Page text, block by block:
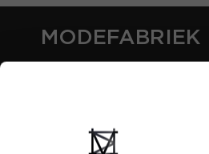
MODEFABRIEK